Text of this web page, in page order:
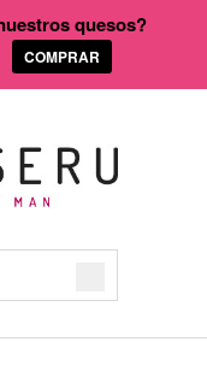
quesos?
COMPRAR